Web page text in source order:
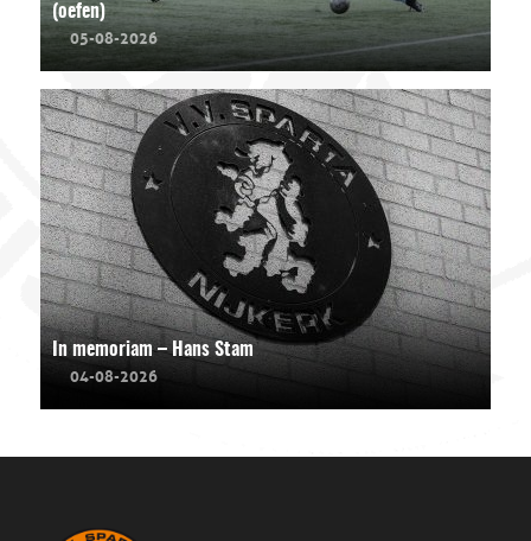
(oefen)
05-08-2026
In memoriam – Hans Stam
04-08-2026